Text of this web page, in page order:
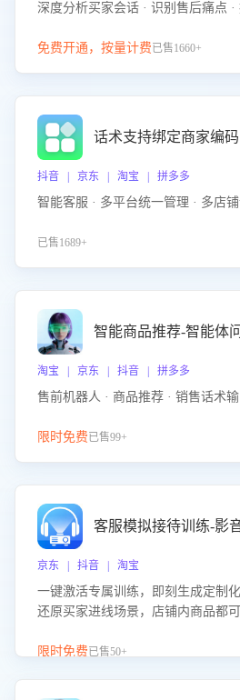
深度分析买家会话 · 识别售后痛点
免费开通，按量计费已售1660+
话术支持绑定商家编码
抖音 | 京东 | 淘宝 | 拼多多
智能客服 · 多平台统一管理 · 多店
已售1689+
智能商品推荐-智能体
淘宝 | 京东 | 抖音 | 拼多多
售前机器人 · 商品推荐 · 销售话术
限时免费已售99+
客服模拟接待训练-影
京东 | 抖音 | 淘宝
一键激活专属训练，即刻生成定制
还原买家进线场景，店铺内商品都
击 “立即开通”，快速获取影音影像
限时免费已售50+